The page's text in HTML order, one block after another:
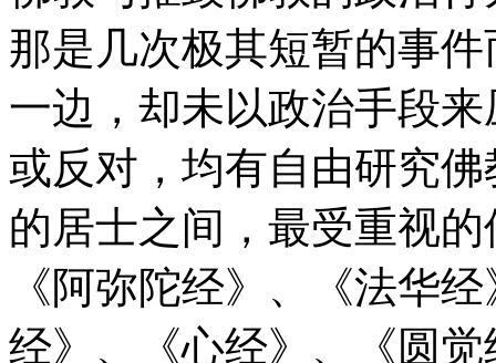
那是几次极其短暂的事
一边，却未以政治手段
或反对，均有自由研究
的居士之间，最受重视
《阿弥陀经》、《法华
经》、《心经》、《圆